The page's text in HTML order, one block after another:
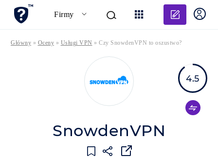
Firmy
Dodaj
Główny » Oceny » Usługi VPN » Czy SnowdenVPN to oszustwo?
SnowdenVPN
4.5